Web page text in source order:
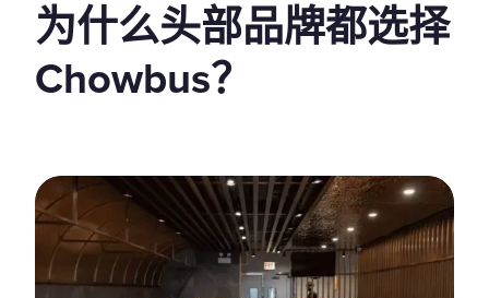
为什么头部品牌都选择
Chowbus？